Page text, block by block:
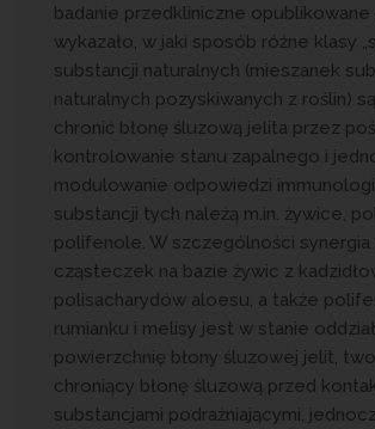
badanie przedkliniczne
wykazało, w jaki sposób różne klasy
substancji naturalnych (mieszanek
naturalnych pozyskiwanych z roślin)
chronić błonę śluzową jelita przez
kontrolowanie stanu zapalnego i
modulowanie odpowiedzi
substancji tych należą m.in. żywice,
polifenole. W szczególności synergia
cząsteczek na bazie żywic z
polisacharydów aloesu, a także
rumianku i melisy jest w stanie
powierzchnię błony śluzowej jelit,
chroniący błonę śluzową przed
substancjami podrażniającymi,